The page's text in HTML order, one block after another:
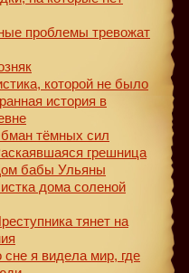
проблемы тревожат
которой не было
история в
тёмных сил
грешница
бабы Ульяны
дома соленой
тянет на
сне я видела мир, где